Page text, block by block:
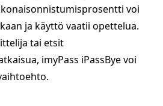
voi
ja käyttö vaatii opettelua.
tai etsit
imyPass iPassBye voi